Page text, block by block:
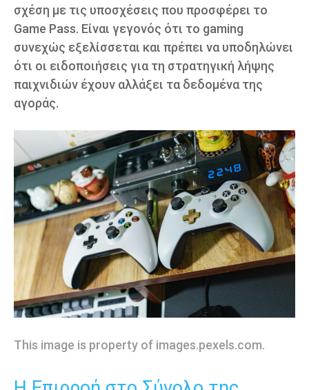
σχέση με τις υποσχέσεις που προσφέρει το
Game Pass. Είναι γεγονός ότι το gaming
συνεχώς εξελίσσεται και πρέπει να υποδηλώνει
ότι οι ειδοποιήσεις για τη στρατηγική λήψης
παιχνιδιών έχουν αλλάξει τα δεδομένα της
αγοράς.
This image is property of images.pexels.com.